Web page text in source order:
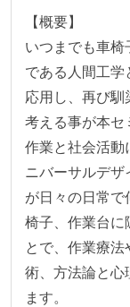
【概要】
いつまでも車
である人間工学
応用し、再び
考える事が本セ
作業と社会活動
ニバーサルデザ
が日々の日常
椅子、作業台に
とで、作業療
術、方法論と心
ます。